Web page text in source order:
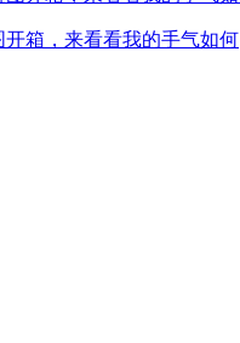
箱，来看看我的手气如何